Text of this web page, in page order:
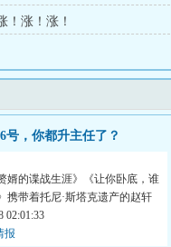
！
！涨！涨！
号，你都升主任了？
婿的谍战生涯》《让你卧底，谁
携带着托尼·斯塔克遗产的赵轩
02:01:33
报